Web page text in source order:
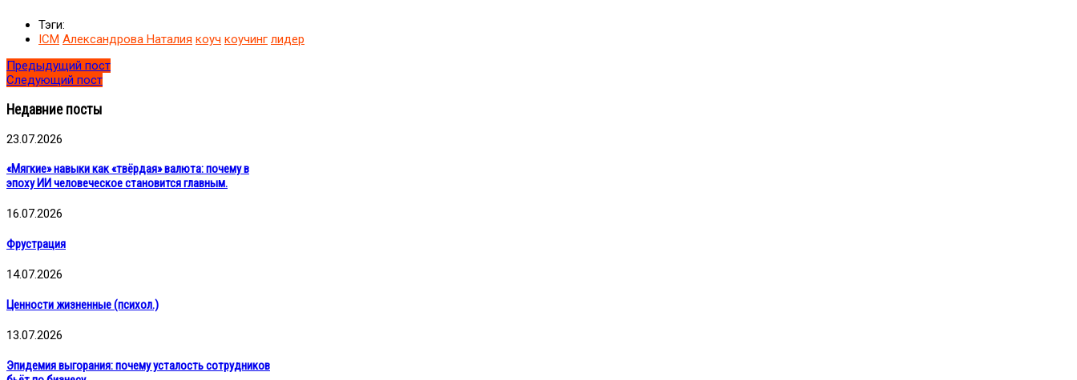
Тэги:
ICM Александрова Наталия коуч коучинг лидер
Предыдущий пост
Следующий пост
Недавние посты
23.07.2026
«Мягкие» навыки как «твёрдая» валюта: почему в
эпоху ИИ человеческое становится главным.
16.07.2026
Фрустрация
14.07.2026
Ценности жизненные (психол.)
13.07.2026
Эпидемия выгорания: почему усталость сотрудников